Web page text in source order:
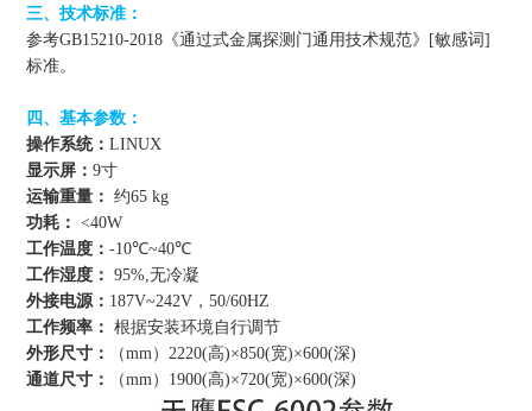
三、技术标准：
参考GB15210-2018《通过式金属探测门通用技术规范》[敏感词]
标准。
四、基本参数：
操作系统：LINUX
显示屏：9寸
运输重量：约65 kg
功耗：<40W
工作温度：-10℃~40℃
工作湿度： 95%,无冷凝
外接电源： 187V~242V，50/60HZ
工作频率： 根据安装环境自行调节
外形尺寸：
（mm）2220(高)×850(宽)×600(深)
通道尺寸：
（mm）1900(高)×720(宽)×600(深)